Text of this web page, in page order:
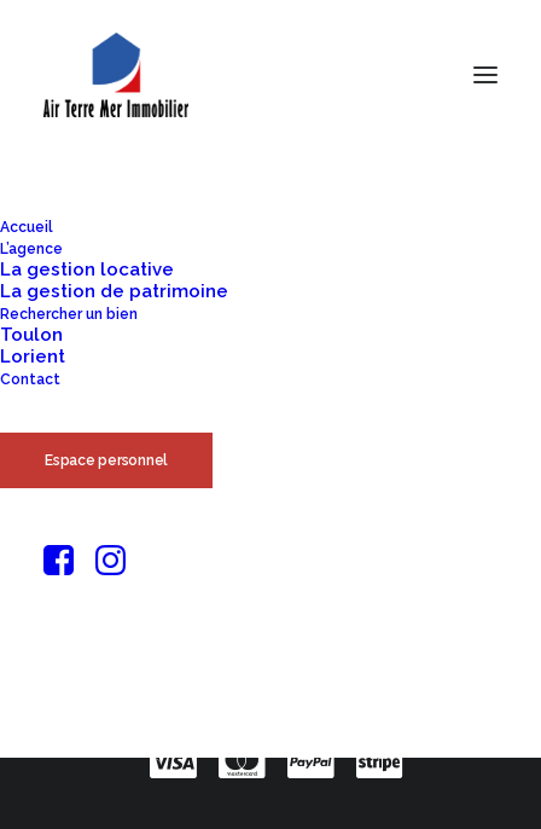
Accueil
L’agence
La gestion locative
La gestion de patrimoine
Rechercher un bien
Toulon
Lorient
Contact
Espace personnel
Quelque chose d’énorme se prépare ! Notre boutique est en
Sign up for our newsletter